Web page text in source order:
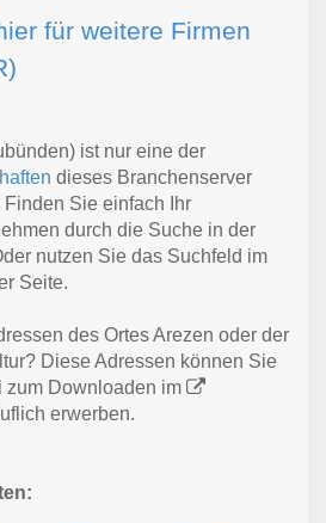
für weitere Firmen
ist nur eine der
dieses Branchenserver
Sie einfach Ihr
durch die Suche in der
nutzen Sie das Suchfeld im
Seite.
des Ortes Arezen oder der
Diese Adressen können Sie
zum Downloaden im
erwerben.